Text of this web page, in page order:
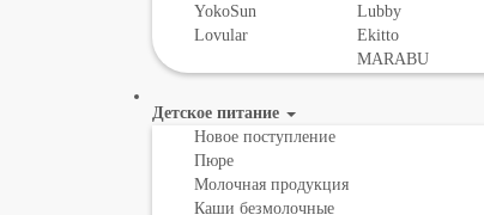
YokoSun
Lovular
Lubby
Ekitto
MARABU
Детское питание
Новое поступление
Пюре
Молочная продукция
Каши безмолочные